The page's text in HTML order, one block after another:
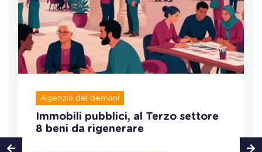
Agenzia del demani
Immobili pubblici, al Terzo settore
8 beni da rigenerare